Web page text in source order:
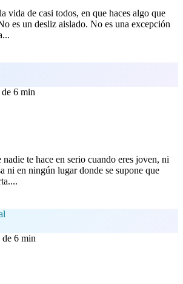
vida de casi todos, en que haces algo que
es un desliz aislado. No es una excepción
6 min
te hace en serio cuando eres joven, ni
ni en ningún lugar donde se supone que
6 min